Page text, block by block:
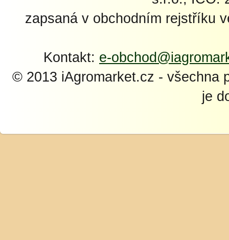
zapsaná v obchodním rejstříku
Kontakt: e-
© 2013 iAgromarket.cz - všechna
je